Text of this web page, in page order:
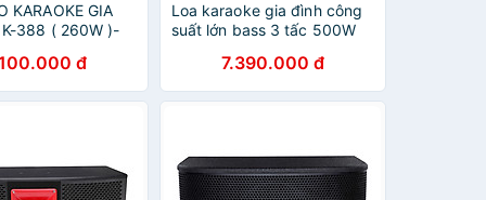
KARAOKE GIA
388 ( 260W )-
đ
Loa karaoke gia đình công
suất lớn bass 3 tấc 500W
2 micro không dây - [ Bảo
hành 12 tháng ]- HÀNG
CHÍNH HÃNG
7.390.000 đ